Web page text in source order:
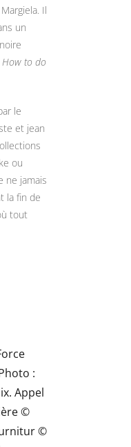
Il
un
How to do
le
et jean
ou
ne jamais
la fin de
tout